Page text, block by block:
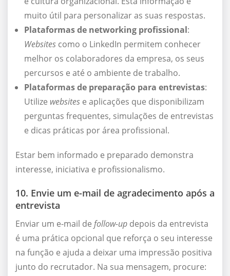
muito útil para personalizar as suas respostas.
Plataformas de networking profissional:
Websites como o LinkedIn permitem conhecer
melhor os colaboradores da empresa, os seus
percursos e até o ambiente de trabalho.
Plataformas de preparação para entrevistas:
Utilize websites e aplicações que disponibilizam
perguntas frequentes, simulações de entrevistas
e dicas práticas por área profissional.
Estar bem informado e preparado demonstra
interesse, iniciativa e profissionalismo.
10. Envie um e-mail de agradecimento após a
entrevista
Enviar um e-mail de follow-up depois da entrevista
é uma prática opcional que reforça o seu interesse
na função e ajuda a deixar uma impressão positiva
junto do recrutador. Na sua mensagem, procure: